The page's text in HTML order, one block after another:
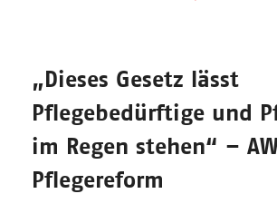
„Dieses Gesetz lässt
Pflegebedürftige und
im Regen stehen“ –
Pflegereform